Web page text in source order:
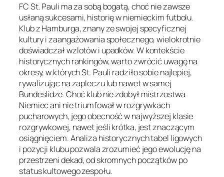
FC St. Pauli ma za sobą bogatą, choć nie zawsze
usłaną sukcesami, historię w niemieckim futbolu.
Klub z Hamburga, znany ze swojej specyficznej
kultury i zaangażowania społecznego, wielokrotnie
doświadczał wzlotów i upadków. W kontekście
historycznych rankingów, warto zwrócić uwagę na
okresy, w których St. Pauli radziło sobie najlepiej,
rywalizując na zapleczu lub nawet w samej
Bundeslidze. Choć klub nie zdobył mistrzostwa
Niemiec ani nie triumfował w rozgrywkach
pucharowych, jego obecność w najwyższej klasie
rozgrywkowej, nawet jeśli krótka, jest znaczącym
osiągnięciem. Analiza historycznych tabel ligowych
i pozycji klubu pozwala zrozumieć jego ewolucję na
przestrzeni dekad, od skromnych początków po
status kultowego zespołu.